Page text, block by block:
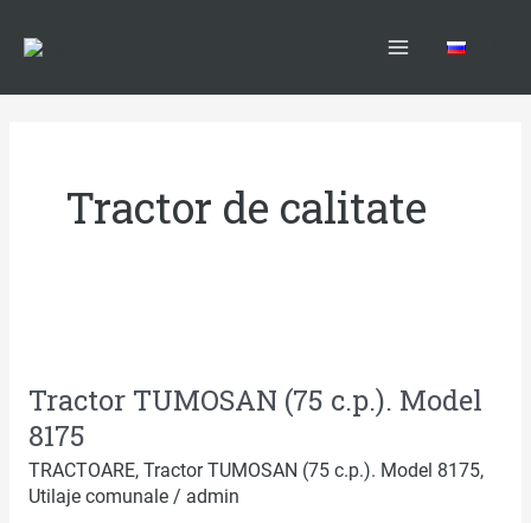
Tractor de calitate
Tractor TUMOSAN (75 c.p.). Model
8175
TRACTOARE, Tractor TUMOSAN (75 c.p.). Model 8175,
Utilaje comunale/ admin
(75
c.p.).
8175